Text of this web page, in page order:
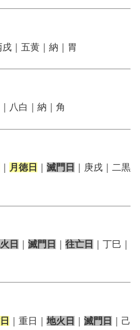
戌｜五黄｜納｜胃
｜八白｜納｜角
月徳日 滅門日
｜庚戌｜二黒
日 滅門日 往亡日
｜丁巳｜
｜重日｜ 地火日 滅門日
｜己